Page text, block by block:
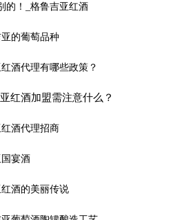
的！_格鲁吉亚红酒
的葡萄品种
酒代理有哪些政策？
红酒加盟需注意什么？
酒代理招商
宴酒
酒的美丽传说